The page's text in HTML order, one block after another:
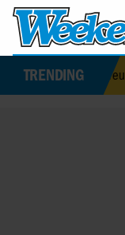
TRENDING
leuke ervaring’•